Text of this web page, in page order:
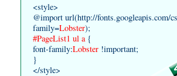
<style>
@import url(http://fonts.googleapis.com/
family=Lobster);
#PageList1 ul a{
font-family:Lobster !important;
}
</style>